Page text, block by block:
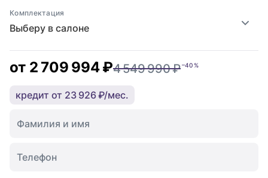
Выберу в салоне
Комплектация
от 2 709 994 ₽4 549 990 ₽–40 %
кредит от 23 926 ₽/мес.